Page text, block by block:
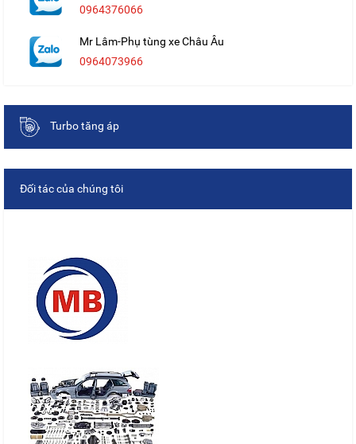
0964376066
Mr Lâm-Phụ tùng xe Châu Âu
0964073966
Turbo tăng áp
Đối tác của chúng tôi